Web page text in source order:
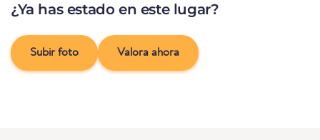
¿Ya has estado en este lugar?
Subir foto Valora ahora